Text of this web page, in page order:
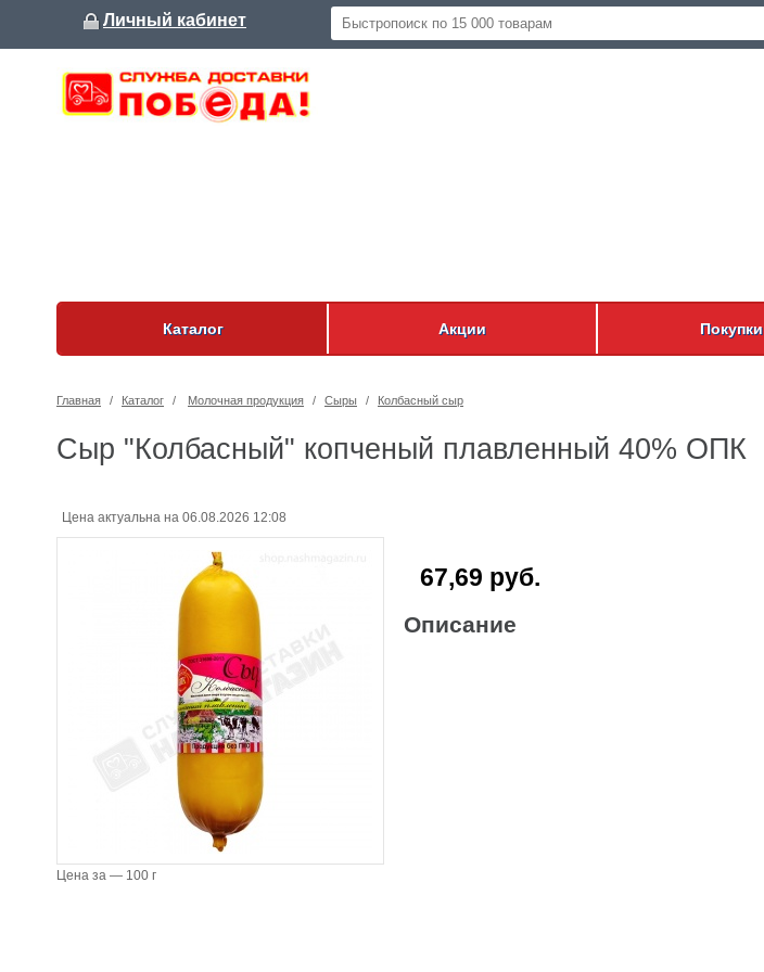
Личный кабинет
Каталог Акции Покупки
Главная / Каталог / Молочная продукция / Сыры / Колбасный сыр
Сыр "Колбасный" копченый плавленный 40% ОПК
Цена актуальна на 06.08.2026 12:08
67,69 руб.
Описание
Цена за — 100 г